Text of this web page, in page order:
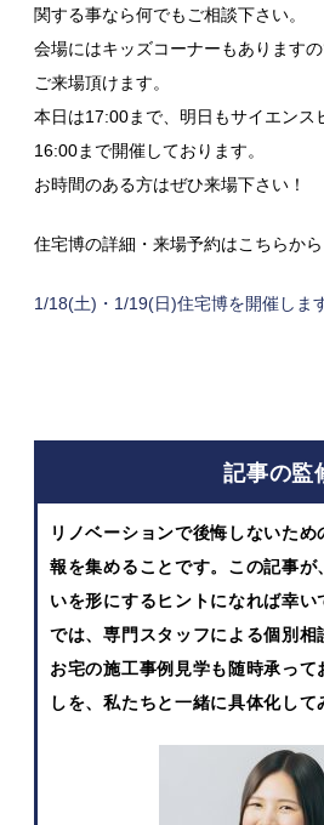
関する事なら何でもご相談下さい。
会場にはキッズコーナーもあります
ご来場頂けます。
本日は17:00まで、明日もサイエンス
16:00まで開催しております。
お時間のある方はぜひ来場下さい！
住宅博の詳細・来場予約はこちらから
1/18(土)・1/19(日)住宅博を開催しま
記事の監
リノベーションで後悔しないた
報を集めることです。この記事が
いを形にするヒントになれば幸
では、専門スタッフによる個別相
お宅の施工事例見学も随時承って
しを、私たちと一緒に具体化して